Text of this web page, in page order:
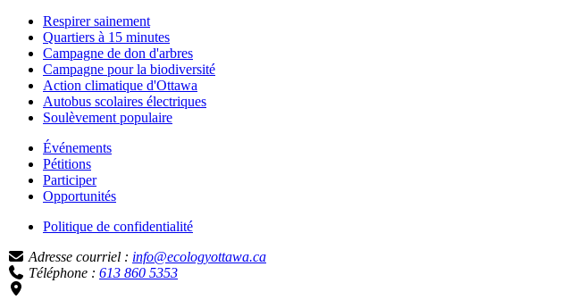
Respirer sainement
Quartiers à 15 minutes
Campagne de don d'arbres
Campagne pour la biodiversité
Action climatique d'Ottawa
Autobus scolaires électriques
Soulèvement populaire
Événements
Pétitions
Participer
Opportunités
Politique de confidentialité
Adresse courriel : info@ecologyottawa.ca
Téléphone : 613 860 5353